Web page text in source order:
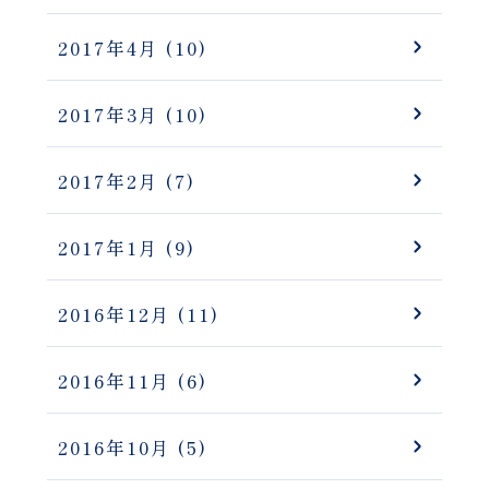
2017年4月 (10)
2017年3月 (10)
2017年2月 (7)
2017年1月 (9)
2016年12月 (11)
2016年11月 (6)
2016年10月 (5)